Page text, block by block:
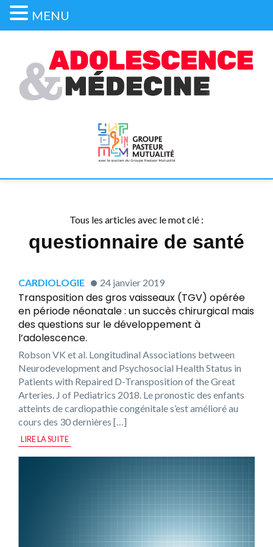
Tous les articles avec le mot clé :
questionnaire de santé
CARDIOLOGIE 24 janvier 2019
Transposition des gros vaisseaux (TGV) opérée
en période néonatale : un succès chirurgical mais
des questions sur le développement à
l’adolescence.
Robson VK et al. Longitudinal Associations between
Neurodevelopment and Psychosocial Health Status in
Patients with Repaired D-Transposition of the Great
Arteries. J of Pediatrics 2018. Le pronostic des enfants
atteints de cardiopathie congénitale s’est amélioré au
cours des 30 dernières […]
LIRE LA SUITE
MENU